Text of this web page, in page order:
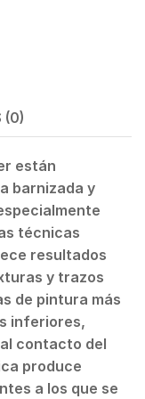
(0)
están
barnizada y
técnicas
resultados
y trazos
de pintura más
inferiores,
contacto del
produce
a los que se